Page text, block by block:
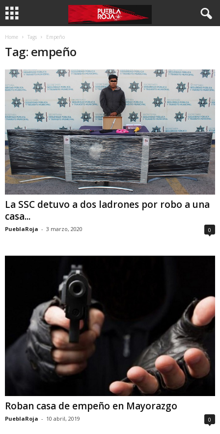
Home Tags Empeño
Tag: empeño
La SSC detuvo a dos ladrones por robo a una
casa...
PueblaRoja - 3 marzo, 2020 0
Roban casa de empeño en Mayorazgo
PueblaRoja - 10 abril, 2019 0